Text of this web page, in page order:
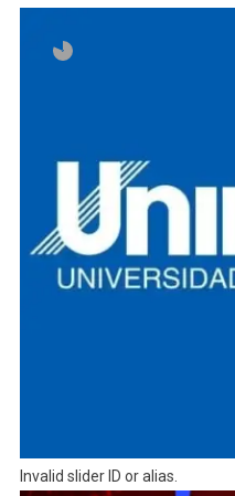
Invalid slider ID or alias.